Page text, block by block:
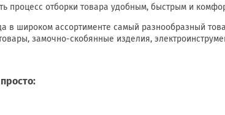
процесс отборки товара удобным, быстрым и
в широком ассортименте самый разнообразный
замочно-скобянные изделия,